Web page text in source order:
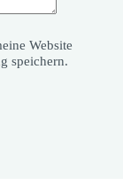
Website
speichern.